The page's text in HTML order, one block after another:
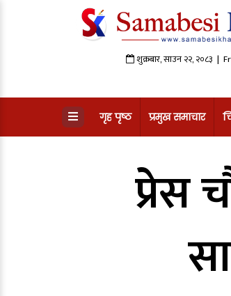
शुक्रबार,साउन२२,२०८३ |
गृह पृष्ठ प्रमुख समाचार
प्रेस